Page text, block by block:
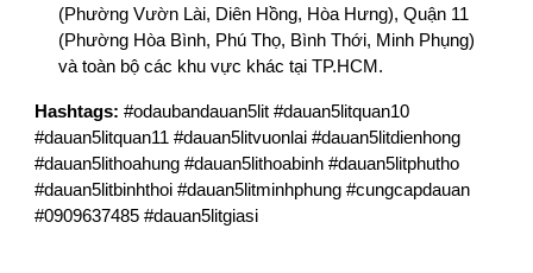
(Phường Vườn Lài, Diên Hồng, Hòa Hưng), Quận 11
(Phường Hòa Bình, Phú Thọ, Bình Thới, Minh Phụng)
và toàn bộ các khu vực khác tại TP.HCM.
Hashtags: #odaubandauan5lit #dauan5litquan10
#dauan5litquan11 #dauan5litvuonlai #dauan5litdienhong
#dauan5lithoahung #dauan5lithoabinh #dauan5litphutho
#dauan5litbinhthoi #dauan5litminhphung #cungcapdauan
#0909637485 #dauan5litgiasi